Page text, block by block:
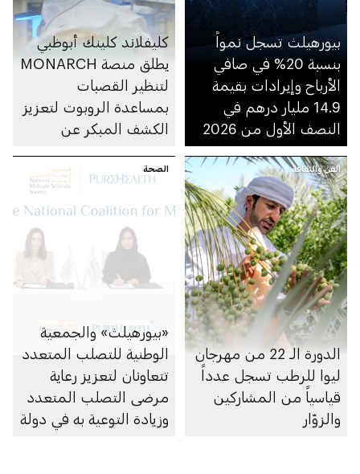
بيورهيلث تسجل نمواً
بنسبة 20% في صافي
الأرباح وإيرادات بقيمة
14.9 مليار درهم في
النصف الأول من 2026
كليفلاند كلينك أبوظبي
يطلق منصة MONARCH
لتنظير القصبات
بمساعدة الروبوت لتعزيز
الكشف المبكر عن
الفن والثقافة
الدورة الـ 22 من مهرجان
ليوا للرطب تسجل عدداً
قياسياً من المشاركين
والزوّار
الصحة
«بيورهيلث» والجمعية
الوطنية للتصلب المتعدد
تتعاونان لتعزيز رعاية
مرضى التصلب المتعدد
وزيادة التوعية به في دولة